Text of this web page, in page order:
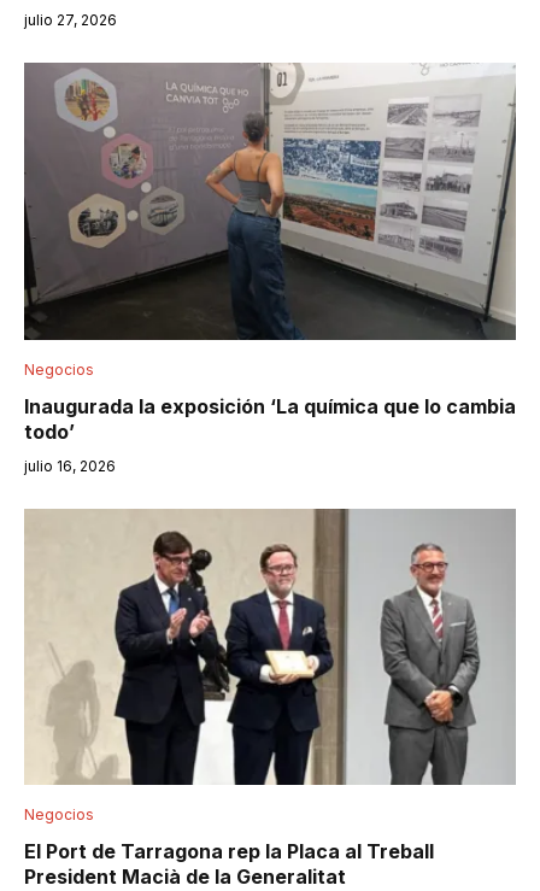
julio 27, 2026
Negocios
Inaugurada la exposición ‘La química que lo cambia
todo’
julio 16, 2026
Negocios
El Port de Tarragona rep la Placa al Treball
President Macià de la Generalitat